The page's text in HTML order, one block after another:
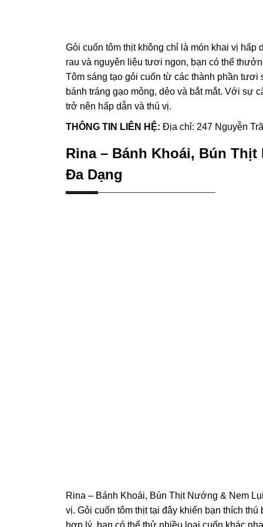
Gỏi cuốn tôm thịt không chỉ là món khai vị
rau và nguyên liệu tươi ngon, bạn có thể
Tôm sáng tạo gỏi cuốn từ các thành phần
bánh tráng gạo mỏng, dẻo và bắt mắt. Với sự
trở nên hấp dẫn và thú vị.
THÔNG TIN LIÊN HỆ: Địa chỉ: 247 Nguyễn
Rina – Bánh Khoái, Bún
Đa Dạng
Rina – Bánh Khoái, Bún Thịt Nướng & Nem
vị. Gỏi cuốn tôm thịt tại đây khiến bạn thích
hợp lý, bạn có thể thử nhiều loại cuốn khác